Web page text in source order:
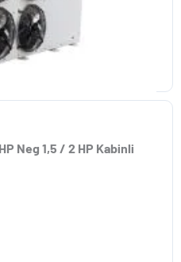
Neg 1,5 / 2 HP Kabinli